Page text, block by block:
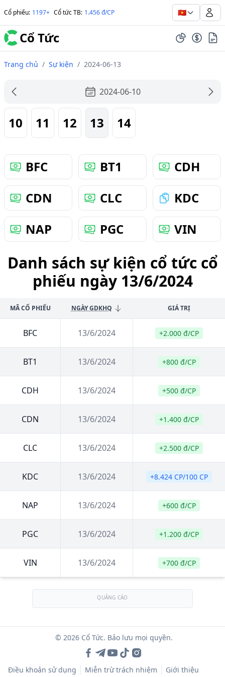
Cổ phiếu: 1197+ Cổ tức TB: 1.456 đ/CP 🇻🇳
Cổ Tức
Trang chủ / Sự kiện / 2024-06-13
2024-06-10
10 11 12 13 14
BFC BT1
CDH
CDN
CLC
KDC
NAP
PGC VIN
Danh sách sự kiện cổ tức cổ
phiếu ngày 13/6/2024
MÃ CỔ PHIẾU NGÀY GDKHQ GIÁ TRỊ
BFC 13/6/2024 +2.000 đ/CP
BT1 13/6/2024 +800 đ/CP
CDH 13/6/2024 +500 đ/CP
CDN 13/6/2024 +1.400 đ/CP
CLC 13/6/2024 +2.500 đ/CP
KDC 13/6/2024 +8.424 CP/100 CP
NAP 13/6/2024 +600 đ/CP
PGC 13/6/2024 +1.200 đ/CP
VIN 13/6/2024 +700 đ/CP
QUẢNG CÁO
© 2026 Cổ Tức. Bảo lưu mọi quyền.
Điều khoản sử dụng Miễn trừ trách nhiệm Giới thiệu